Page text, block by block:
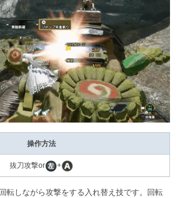
操作方法
抜刀攻撃or +
転しながら攻撃をする入れ替え技です。回転